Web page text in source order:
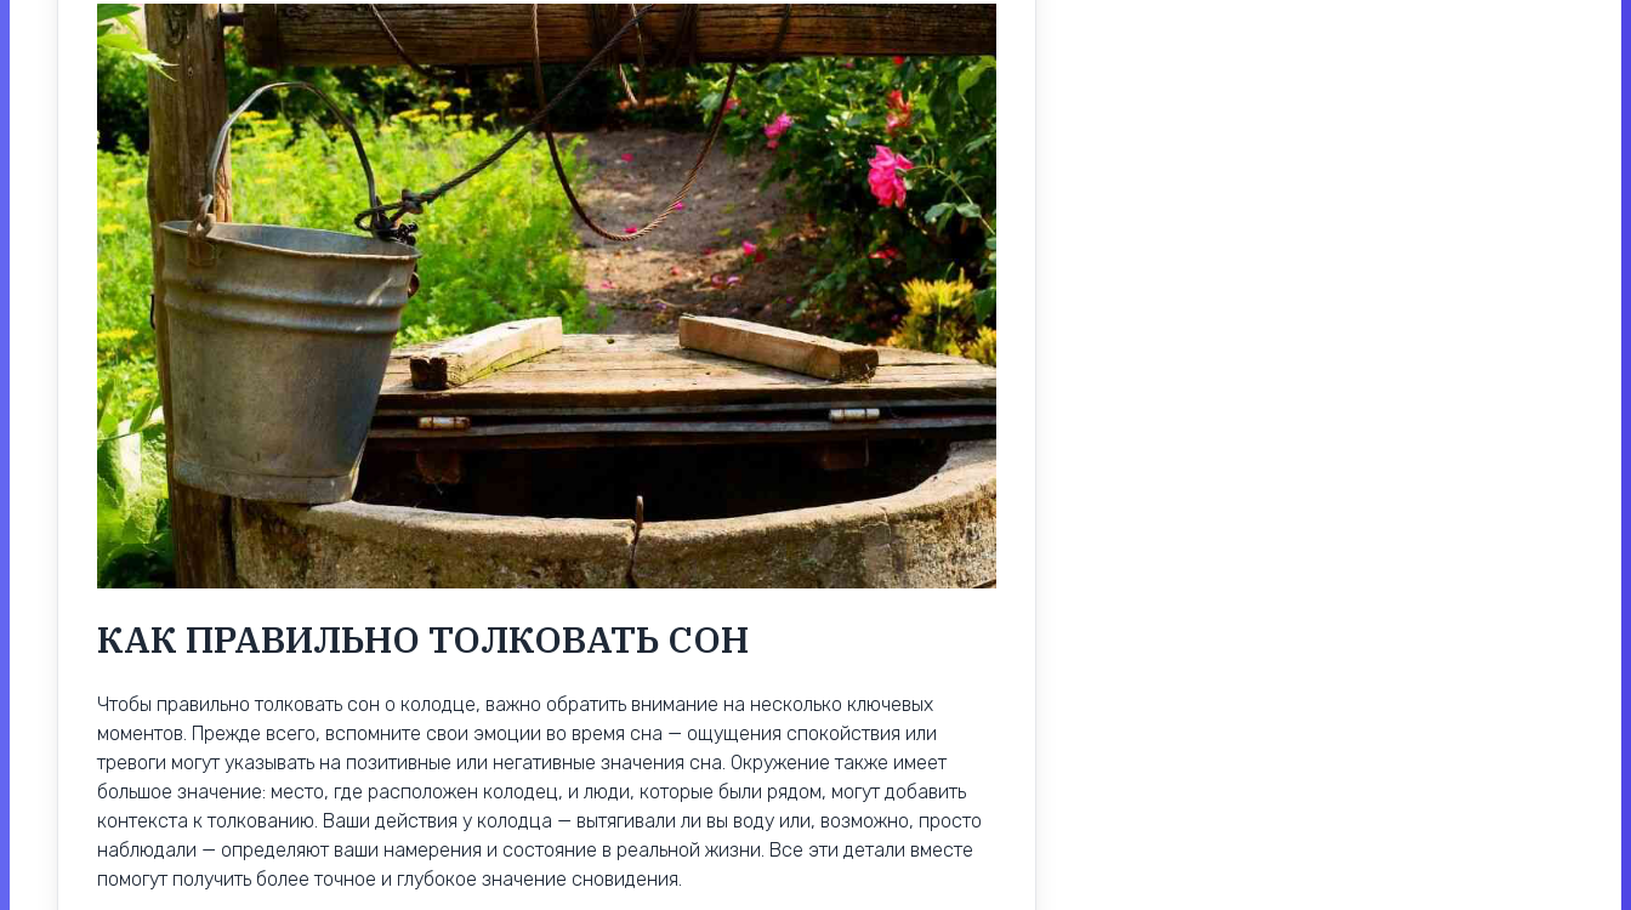
КАК ПРАВИЛЬНО ТОЛКОВАТЬ СОН
Чтобы правильно толковать сон о колодце, важно обратить внимание на несколько ключевых
моментов. Прежде всего, вспомните свои эмоции во время сна — ощущения спокойствия или
тревоги могут указывать на позитивные или негативные значения сна. Окружение также имеет
большое значение: место, где расположен колодец, и люди, которые были рядом, могут добавить
контекста к толкованию. Ваши действия у колодца — вытягивали ли вы воду или, возможно, просто
наблюдали — определяют ваши намерения и состояние в реальной жизни. Все эти детали вместе
помогут получить более точное и глубокое значение сновидения.